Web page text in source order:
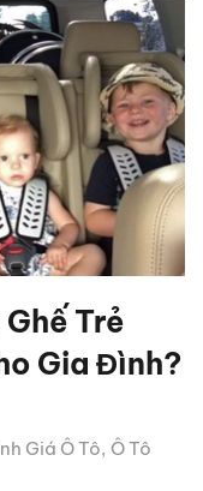
Trẻ
Gia Đình?
Giá Ô Tô, Ô Tô